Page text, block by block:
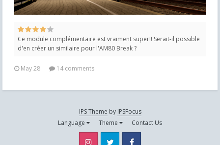
Ce module complémentaire est vraiment super!! Serait-il possible
d'en créer un similaire pour l'AM80 Break ?
May 28 14 comments
IPS Theme by IPSFocus
Language
Theme Contact Us
Instagram Twitter